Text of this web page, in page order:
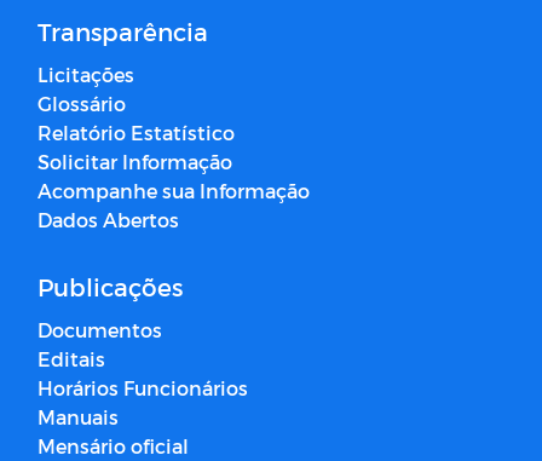
Transparência
Licitações
Glossário
Relatório Estatístico
Solicitar Informação
Acompanhe sua Informação
Dados Abertos
Publicações
Documentos
Editais
Horários Funcionários
Manuais
Mensário oficial